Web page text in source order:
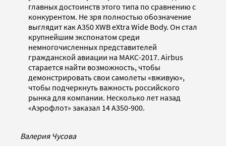
главных достоинств этого типа по сравнению с
конкурентом. Не зря полностью обозначение
выглядит как A350 XWB eXtra Wide Body. Он стал
крупнейшим экспонатом среди
немногочисленных представителей
гражданской авиации на МАКС-2017. Airbus
старается найти возможность, чтобы
демонстрировать свои самолеты «вживую»,
чтобы подчеркнуть важность российского
рынка для компании. Несколько лет назад
«Аэрофлот» заказал 14 A350-900.
Валерия Чусова